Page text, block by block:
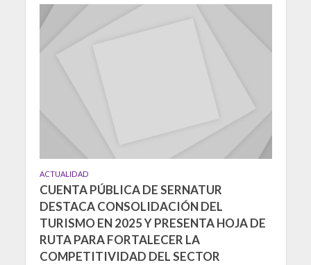
ACTUALIDAD
CUENTA PÚBLICA DE SERNATUR
DESTACA CONSOLIDACIÓN DEL
TURISMO EN 2025 Y PRESENTA HOJA DE
RUTA PARA FORTALECER LA
COMPETITIVIDAD DEL SECTOR